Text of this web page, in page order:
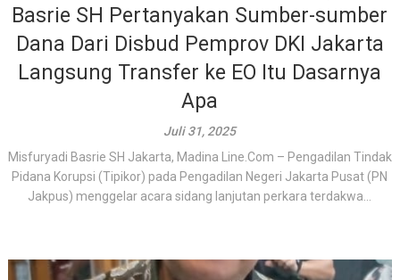
Basrie SH Pertanyakan Sumber-sumber
Dana Dari Disbud Pemprov DKI Jakarta
Langsung Transfer ke EO Itu Dasarnya
Apa
Juli 31, 2025
Misfuryadi Basrie SH Jakarta, Madina Line.Com – Pengadilan Tindak
Pidana Korupsi (Tipikor) pada Pengadilan Negeri Jakarta Pusat (PN
Jakpus) menggelar acara sidang lanjutan perkara terdakwa...